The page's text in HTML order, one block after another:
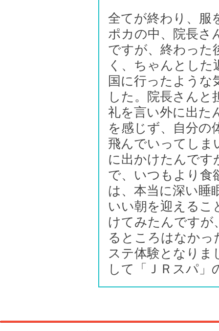
全てが終わり、服
ポカの中、院長さ
ですが、終わった
く、ちゃんとし
国に行ったよう
した。院長さん
礼を言い外に出た
を感じず、自分の
飛んでいってしま
に出かけたんです
で、いつもより食
は、本当に深い睡
いい朝を迎えるこ
けてみたんですが
るところはなかっ
ステ体験となりま
して「ＪＲスパ」